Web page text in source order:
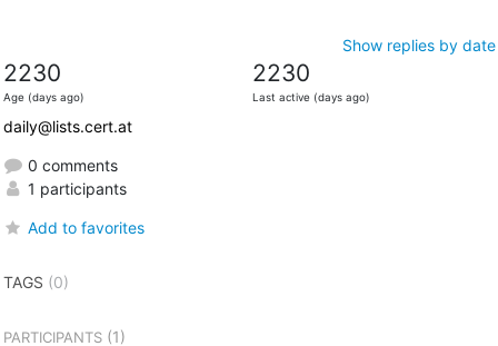
Show replies by date
2230
Age (days ago)
2230
Last active (days ago)
daily@lists.cert.at
0 comments
1 participants
Add to favorites
TAGS (0)
PARTICIPANTS(1)